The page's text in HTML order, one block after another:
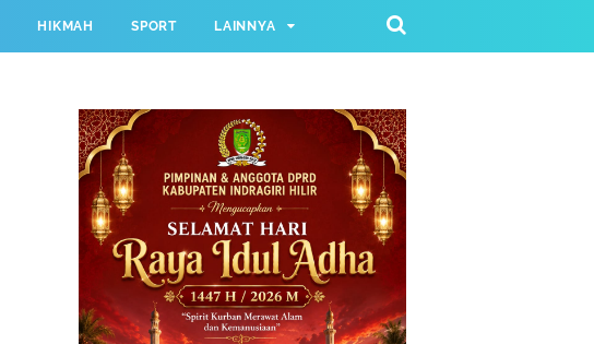
HIKMAH SPORT LAINNYA